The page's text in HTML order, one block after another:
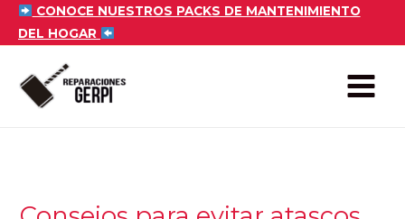
contenido
CONOCE NUESTROS PACKS DE MANTENIMIENTO
DEL HOGAR
Consejos